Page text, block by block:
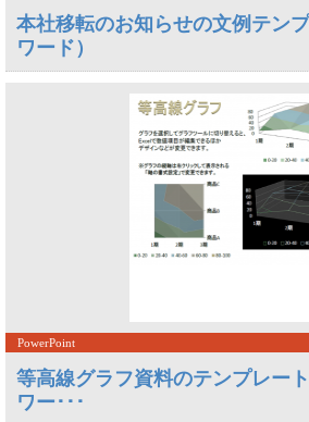
本社移転のお知らせの文例テン
ワード）
PowerPoint
等高線グラフ資料のテンプレー
ワー･･･